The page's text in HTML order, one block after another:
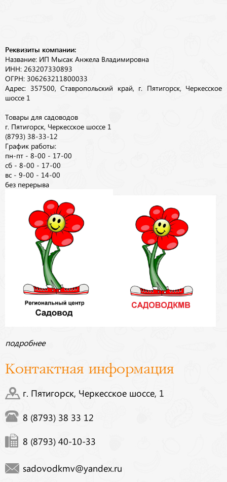
Реквизиты компании:
Название: ИП Мысак Анжела Владимировна
ИНН: 263207330893
ОГРН: 306263211800033
Адрес: 357500, Ставропольский край, г. Пятигорск, Черкесское
шоссе 1
Товары для садоводов
г. Пятигорск, Черкесское шоссе 1
(8793) 38-33-12
График работы:
пн-пт - 8-00 - 17-00
сб - 8-00 - 17-00
вс - 9-00 - 14-00
без перерыва
подробнее
Контактная информация
г. Пятигорск, Черкесское шоссе, 1
8 (8793) 38 33 12
8 (8793) 40-10-33
sadovodkmv@yandex.ru